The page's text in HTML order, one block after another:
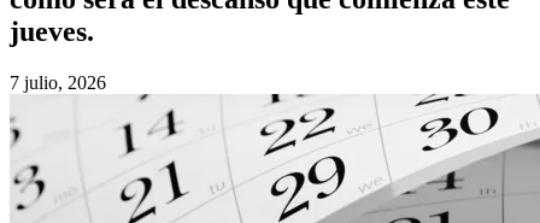
jueves.
7 julio, 2026